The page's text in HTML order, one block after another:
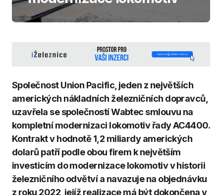
Společnost Union Pacific, jeden z největších
amerických nákladních železničních dopravců,
uzavřela se společností Wabtec smlouvu na
kompletní modernizaci lokomotiv řady AC4400.
Kontrakt v hodnotě 1,2 miliardy amerických
dolarů patří podle obou firem k největším
investicím do modernizace lokomotiv v historii
železničního odvětví a navazuje na objednávku
z roku 2022, jejíž realizace má být dokončena v